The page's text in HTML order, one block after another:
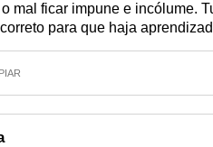
mal ficar impune e incólume.
para que haja